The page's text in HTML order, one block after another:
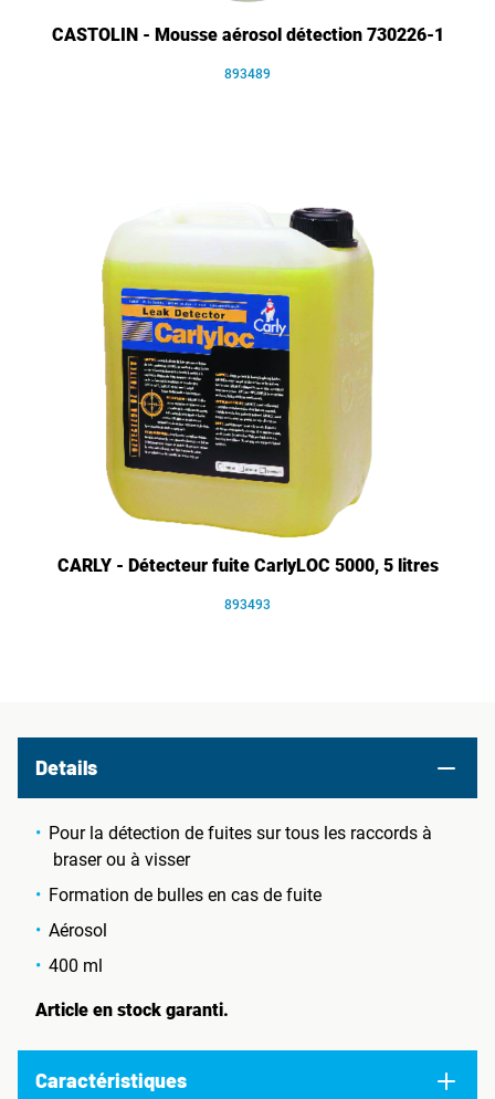
CASTOLIN - Mousse aérosol détection 730226-1
893489
CARLY - Détecteur fuite CarlyLOC 5000, 5 litres
893493
Details
Pour la détection de fuites sur tous les raccords à
braser ou à visser
Formation de bulles en cas de fuite
Aérosol
400 ml
Article en stock garanti.
Caractéristiques